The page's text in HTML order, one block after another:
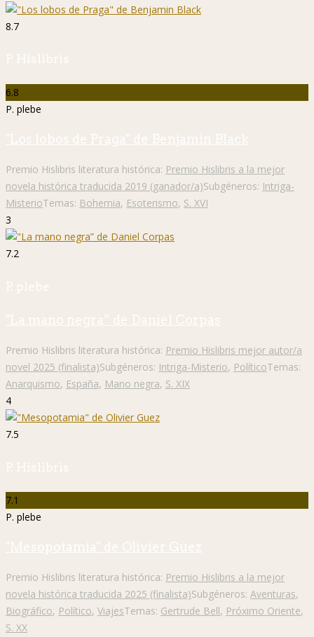
8.7
P. Hislibris
6.8
P. plebe
"Los lobos de Praga" de Benjamin Black
Premio Hislibris literatura histórica: Premio Hislibris a la mejor
novela histórica traducida 2019 (ganador/a)Subgéneros: Intriga-
MisterioTemas: Bohemia, Esoterismo, S. XVI
3
7.2
P. plebe
"La mano negra” de Daniel Corpas
Premio Hislibris literatura histórica: Premio Hislibris mejor autor/a
novel 2025 (finalista)Subgéneros: Intriga-Misterio, PolíticoTemas:
Anarquismo, España, Mano negra, S. XIX
4
7.5
P. Hislibris
7.1
P. plebe
"Mesopotamia" de Olivier Guez
Premio Hislibris literatura histórica: Premio Hislibris a la mejor
novela histórica traducida 2025 (finalista)Subgéneros: Aventuras,
Biográfico, Político, ViajesTemas: Gertrude Bell, Próximo Oriente,
S. XX